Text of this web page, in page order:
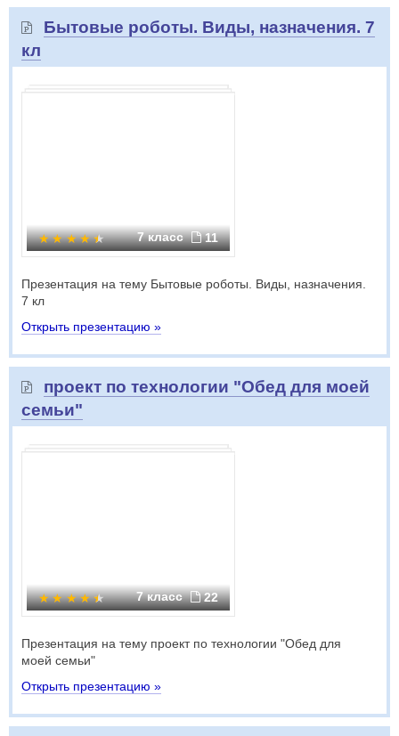
Бытовые роботы. Виды, назначения. 7
кл
7 класс 11
Презентация на тему Бытовые роботы. Виды, назначения.
7 кл
Открыть презентацию »
проект по технологии "Обед для моей
семьи"
7 класс 22
Презентация на тему проект по технологии "Обед для
моей семьи"
Открыть презентацию »